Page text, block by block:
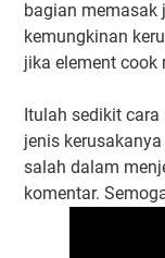
bagian memasak
kemungkinan
jika element cook
Itulah sedikit cara
jenis
salah dalam
komentar.